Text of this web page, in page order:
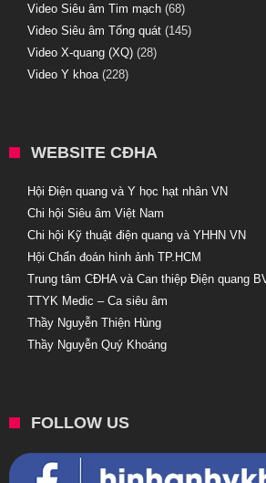
Video Siêu âm Tim mạch (68)
Video Siêu âm Tổng quát (145)
Video X-quang (XQ) (28)
Video Y khoa (228)
WEBSITE CĐHA
Hội Điện quang và Y học hạt nhân VN
Chi hội Siêu âm Việt Nam
Chi hội Kỹ thuật điện quang và YHHN VN
Hội Chẩn đoán hình ảnh TP.HCM
Trung tâm CĐHA và Can thiệp Điện quang
TTYK Medic – Ca siêu âm
Thầy Nguyễn Thiện Hùng
Thầy Nguyễn Quý Khoáng
FOLLOW US